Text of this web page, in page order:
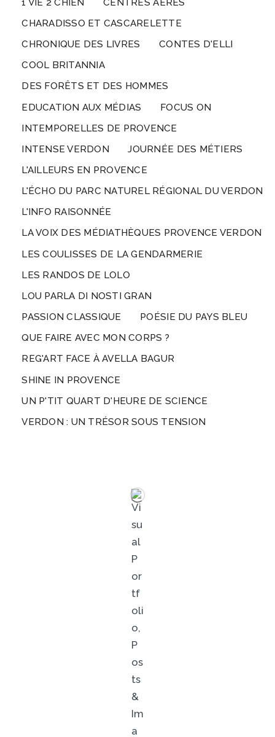
1 VIE 2 CHIEN
CENTRES AÉRÉS
CHARADISSO ET CASCARELETTE
CHRONIQUE DES LIVRES
CONTES D'ELLI
COOL BRITANNIA
DES FORÊTS ET DES HOMMES
EDUCATION AUX MÉDIAS
FOCUS ON
INTEMPORELLES DE PROVENCE
INTENSE VERDON
JOURNÉE DES MÉTIERS
L'AILLEURS EN PROVENCE
L'ÉCHO DU PARC NATUREL RÉGIONAL DU VERDON
L'INFO RAISONNÉE
LA VOIX DES MÉDIATHÈQUES PROVENCE VERDON
LES COULISSES DE LA GENDARMERIE
LES RANDOS DE LOLO
LOU PARLA DI NOSTI GRAN
PASSION CLASSIQUE
POÉSIE DU PAYS BLEU
QUE FAIRE AVEC MON CORPS ?
REG'ART FACE À AVELLA BAGUR
SHINE IN PROVENCE
UN P'TIT QUART D'HEURE DE SCIENCE
VERDON : UN TRÉSOR SOUS TENSION